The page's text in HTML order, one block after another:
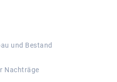
und Bestand
Nachträge